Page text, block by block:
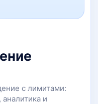
с лимитами:
и